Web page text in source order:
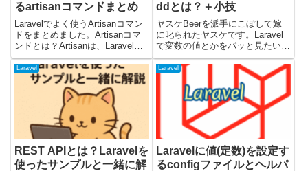
るartisanコマンドまとめ
Laravelでよく使うArtisanコマン
ドをまとめました。Artisanコマ
ンドとは？Artisanは、Laravelフ
レームワークに標準搭載されてい
る強力なコマンドラインツールで
す。Laravelプロジェクトのルー
トディレクトリに存在...
ddとは？＋小技
ヤスケBeerを派手にこぼして嫁
に叱られたヤスケです。Laravel
で変数の値とかをパッと見たいと
きに使うddヘルパーについてで
す！ddヘルパーとは引数の変数
の内容を見やすく表示してくれ
て、その場で処理が止まります。
表示したときに関数内部で...
Laravel
REST APIとは？Laravelを
使ったサンプルと一緒に解
Laravel
Laravelに値(定数)を設定す
るconfigファイルとヘルパ